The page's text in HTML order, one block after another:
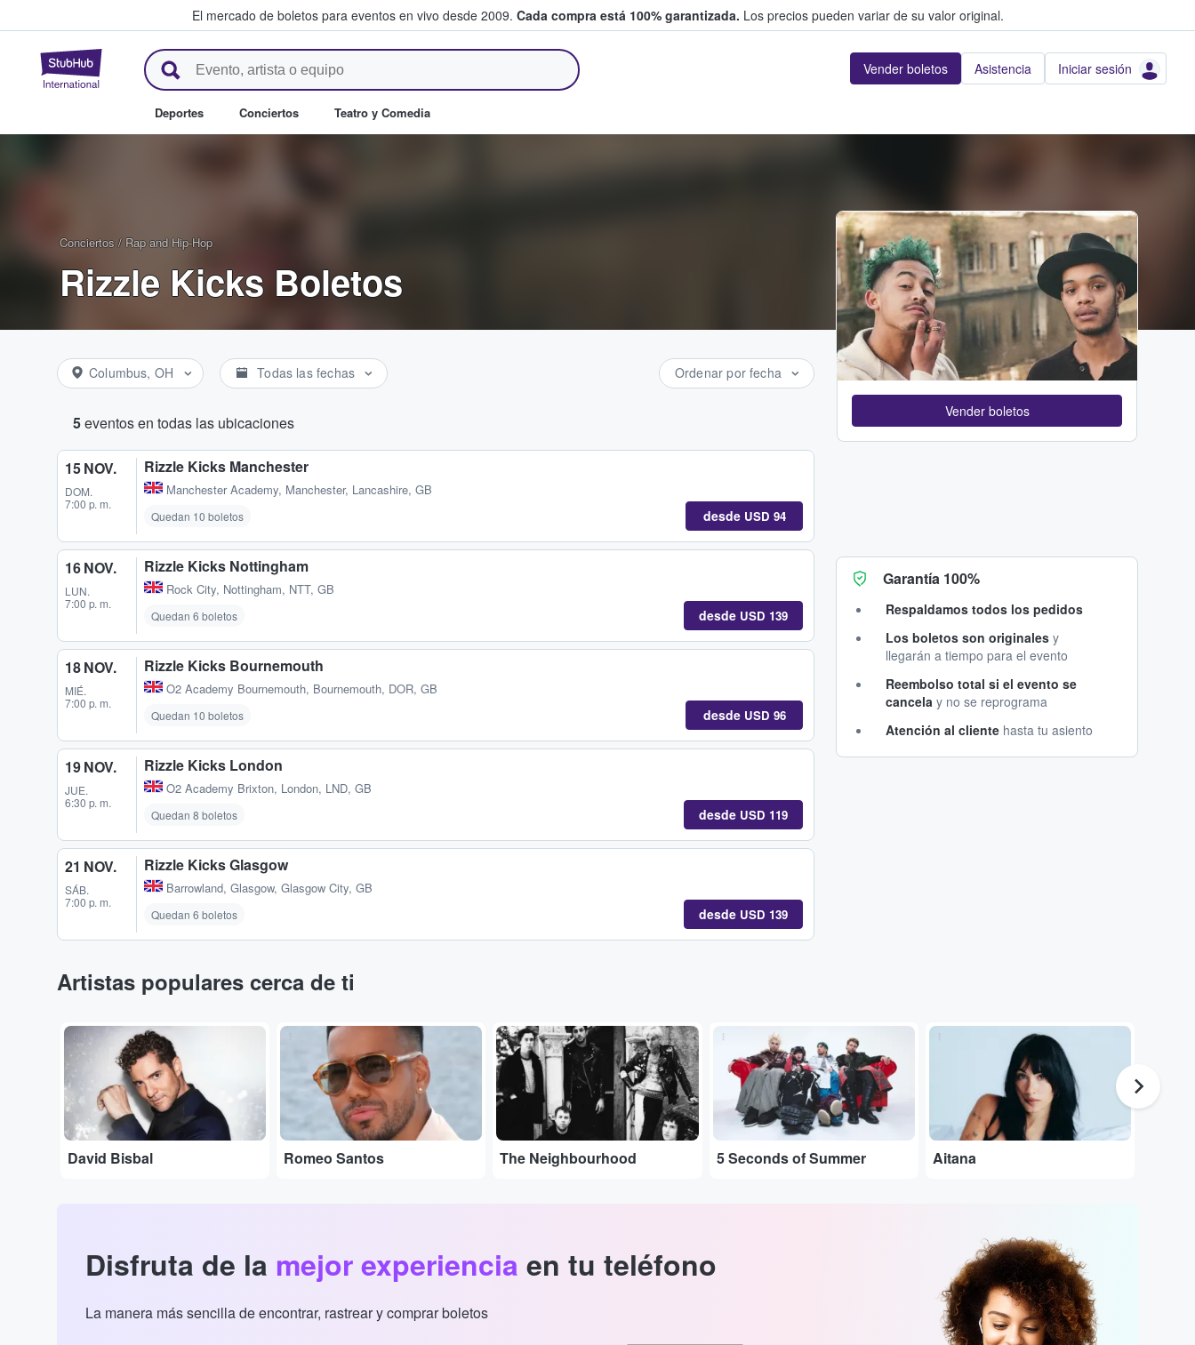
El mercado de boletos para eventos en vivo desde 2009. Cada compra está 100% garantizada. Los precios pueden variar de su valor original.
StubHub: donde los fans compran y venden boletos Vender boletos Asistencia Iniciar sesión
Deportes Conciertos Teatro y Comedia
Conciertos / Rap and Hip-Hop
Rizzle Kicks Boletos
Columbus, OH Todas las fechas Ordenar por fecha
5eventos en todas las ubicaciones
15 NOV.
DOM.
7:00 p. m.
Rizzle Kicks Manchester
Manchester Academy, Manchester, Lancashire, GB
Quedan 10 boletos desde USD 94
16 NOV.
LUN.
7:00 p. m.
Rizzle Kicks Nottingham
Rock City, Nottingham, NTT, GB
Quedan 6 boletos desde USD 139
18 NOV.
MIÉ.
7:00 p. m.
Rizzle Kicks Bournemouth
O2 Academy Bournemouth, Bournemouth, DOR, GB
Quedan 10 boletos desde USD 96
19 NOV.
JUE.
6:30 p. m.
Rizzle Kicks London
O2 Academy Brixton, London, LND, GB
Quedan 8 boletos desde USD 119
21 NOV.
SÁB.
7:00 p. m.
Rizzle Kicks Glasgow
Barrowland, Glasgow, Glasgow City, GB
Quedan 6 boletos desde USD 139
Vender boletos
Garantía 100%
Respaldamos todos los pedidos
Los boletos son originales y
llegarán a tiempo para el evento
Reembolso total si el evento se
cancela y no se reprograma
Atención al cliente hasta tu asiento
Artistas populares cerca de ti
...
David Bisbal Romeo Santos
...
The Neighbourhood 5 Seconds of Summer Aitana
Disfruta de la mejor experiencia en tu teléfono
La manera más sencilla de encontrar, rastrear y comprar boletos